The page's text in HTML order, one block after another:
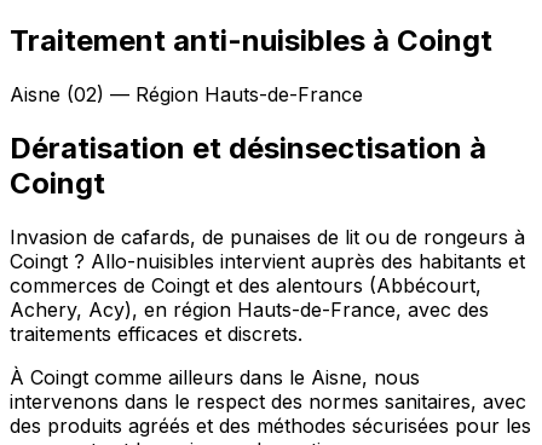
Traitement anti-nuisibles à Coingt
Aisne (02) — Région Hauts-de-France
Dératisation et désinsectisation à
Coingt
Invasion de cafards, de punaises de lit ou de rongeurs à
Coingt ? Allo-nuisibles intervient auprès des habitants et
commerces de Coingt et des alentours (Abbécourt,
Achery, Acy), en région Hauts-de-France, avec des
traitements efficaces et discrets.
À Coingt comme ailleurs dans le Aisne, nous
intervenons dans le respect des normes sanitaires, avec
des produits agréés et des méthodes sécurisées pour les